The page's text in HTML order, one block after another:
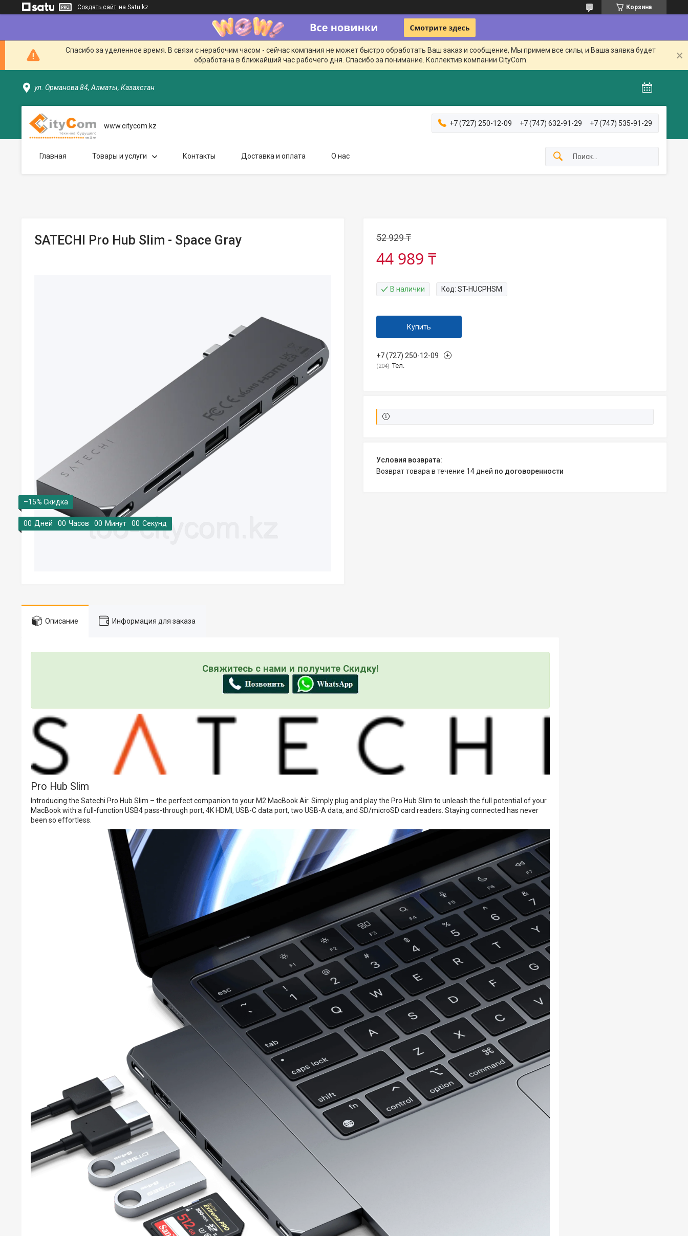
Создать сайт на Satu.kz Корзина
Спасибо за уделенное время. В связи с нерабочим часом - сейчас компания не может быстро обработать Ваш заказ и сообщение, Мы примем все силы, и Ваша заявка будет
обработана в ближайший час рабочего дня. Спасибо за понимание. Коллектив компании CityCom.
ул. Орманова 84, Алматы, Казахстан
www.citycom.kz +7 (727) 250-12-09 +7 (747) 632-91-29 +7 (747) 535-91-29
Главная Товары и услуги Контакты Доставка и оплата О нас
SATECHI Pro Hub Slim - Space Gray
–15%
00 Дней 00 Часов 00 Минут 00 Секунд
52 929 ₸
44 989 ₸
В наличии Код: ST-HUCPHSM
Купить
+7 (727) 250-12-09
204 Тел.
возврат товара в течение 14 дней по договоренности
Описание Информация для заказа
Свяжитесь с нами и получите Скидку!
Pro Hub Slim
Introducing the Satechi Pro Hub Slim – the perfect companion to your M2 MacBook Air. Simply plug and play the Pro Hub Slim to unleash the full potential of your
MacBook with a full-function USB4 pass-through port, 4K HDMI, USB-C data port, two USB-A data, and SD/microSD card readers. Staying connected has never
been so effortless.